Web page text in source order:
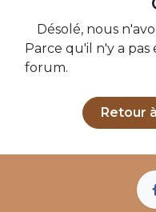
Désolé, nous
Parce qu'il n'y a pas
forum.
Retour